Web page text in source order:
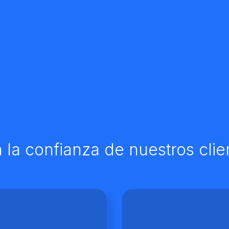
la confianza de nuestros